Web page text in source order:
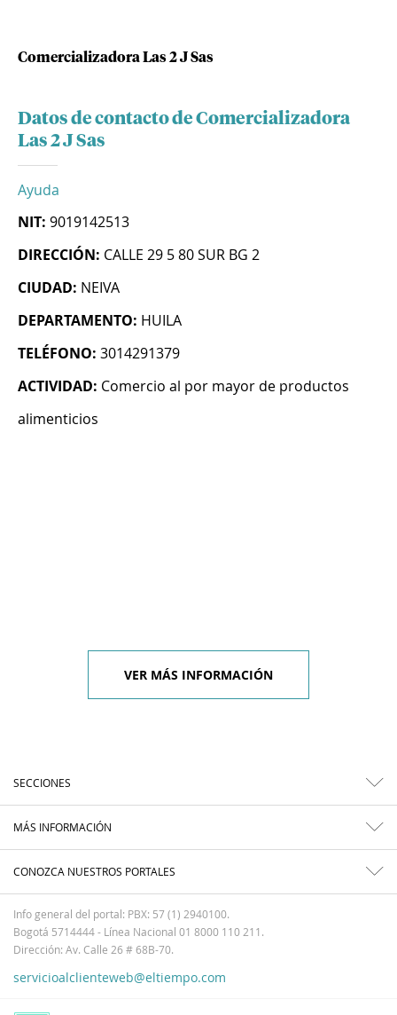
Comercializadora Las 2 J Sas
Datos de contacto de Comercializadora
Las 2 J Sas
Ayuda
NIT: 9019142513
DIRECCIÓN: CALLE 29 5 80 SUR BG 2
CIUDAD: NEIVA
DEPARTAMENTO: HUILA
TELÉFONO: 3014291379
ACTIVIDAD: Comercio al por mayor de productos
alimenticios
VER MÁS INFORMACIÓN
SECCIONES
MÁS INFORMACIÓN
CONOZCA NUESTROS PORTALES
Info general del portal: PBX: 57 (1) 2940100.
Bogotá 5714444 - Línea Nacional 01 8000 110 211.
Dirección: Av. Calle 26 # 68B-70.
servicioalclienteweb@eltiempo.com